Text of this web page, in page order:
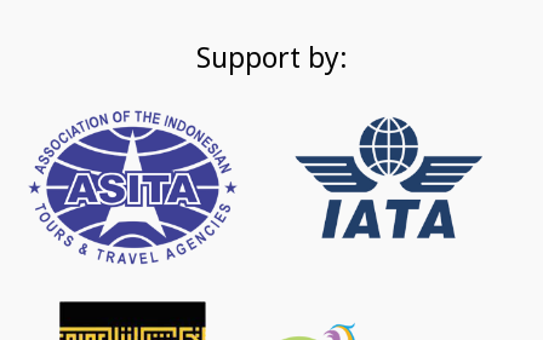
Support by: